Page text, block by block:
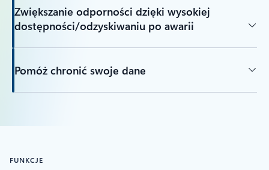
Zwiększanie odporności dzięki wysokiej
dostępności/odzyskiwaniu po awarii
Pomóż chronić swoje dane
FUNKCJE